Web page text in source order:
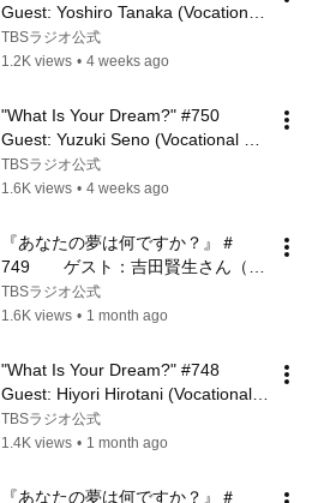
Guest: Yoshiro Tanaka (Vocational
Student/Voice Actor Management
& Eve...
TBSラジオ公式
1.2K views • 4 weeks ago
"What Is Your Dream?" #750
Guest: Yuzuki Seno (Vocational
Student/Resort Hotel)
TBSラジオ公式
1.6K views • 4 weeks ago
『あなたの夢は何ですか？』＃
749　　ゲスト：吉田賢生さん（専
門学生/ホワイトハッカー）
TBSラジオ公式
1.6K views • 1 month ago
"What Is Your Dream?" #748
Guest: Hiyori Hirotani (Vocational
Student/VTuber Technology)
TBSラジオ公式
1.4K views • 1 month ago
『あなたの夢は何ですか？』＃